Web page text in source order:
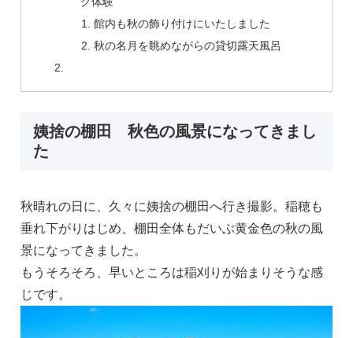
館内も秋の飾り付けにいたしました
秋の名月を眺めながらの貸切露天風呂
姨捨の棚田 秋色の風景になってきまし
た
秋晴れの日に、久々に姨捨の棚田へ行き撮影。稲穂も
垂れ下がりはじめ、棚田全体もだいぶ黄金色の秋の風
景になってきました。
もうそろそろ、早いところは稲刈りが始まりそうな感
じです。